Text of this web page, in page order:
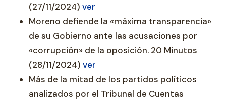
(27/11/2024) ver
Moreno defiende la «máxima transparencia»
de su Gobierno ante las acusaciones por
«corrupción» de la oposición. 20 Minutos
(28/11/2024) ver
Más de la mitad de los partidos políticos
analizados por el Tribunal de Cuentas